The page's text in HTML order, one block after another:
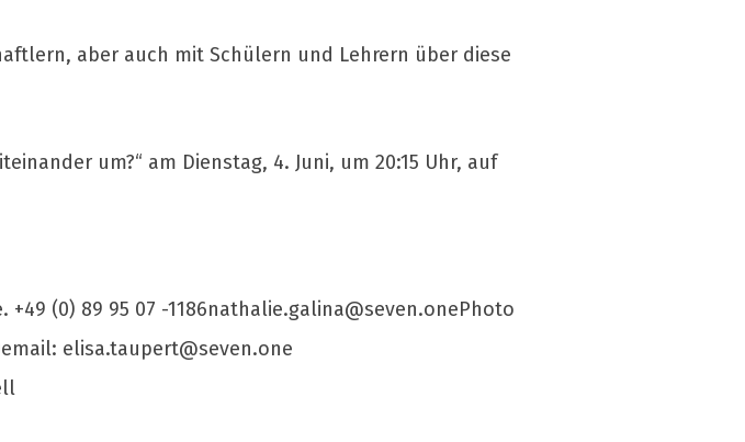
aber auch mit Schülern und Lehrern über diese
um?“ am Dienstag, 4. Juni, um 20:15 Uhr, auf
+49 (0) 89 95 07 -1186nathalie.galina@seven.onePhoto
elisa.taupert@seven.one